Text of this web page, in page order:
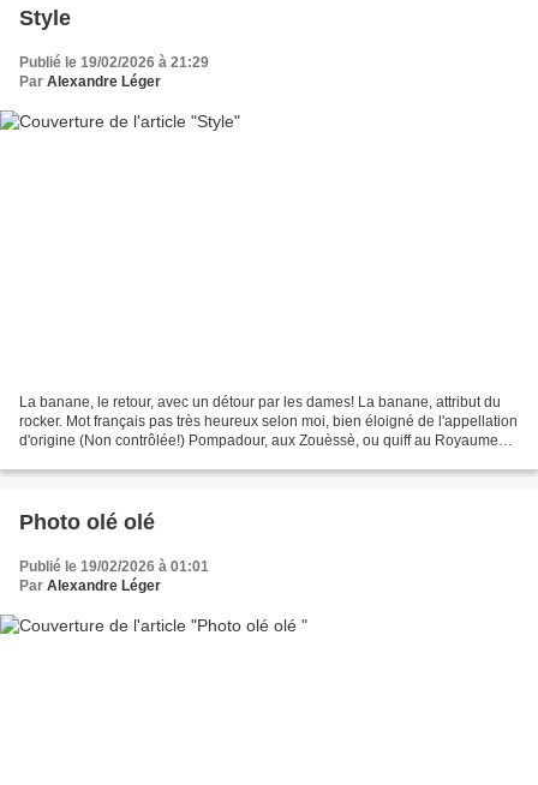
Style
Publié le 19/02/2026 à 21:29
Par Alexandre Léger
La banane, le retour, avec un détour par les dames! La banane, attribut du
rocker. Mot français pas très heureux selon moi, bien éloigné de l'appellation
d'origine (Non contrôlée!) Pompadour, aux Zouèssè, ou quiff au Royaume
Photo olé olé
Publié le 19/02/2026 à 01:01
Par Alexandre Léger